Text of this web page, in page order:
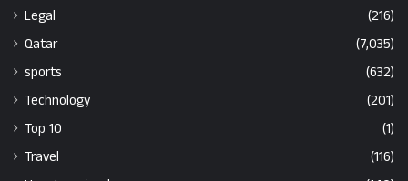
Legal
(216)
Qatar
(7,035)
sports
(632)
Technology
(201)
Top 10
(1)
Travel
(116)